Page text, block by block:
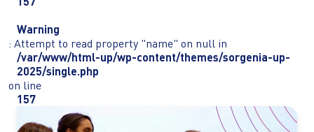
Warning
: Attempt to read property "name" on null in
/var/www/html-up/wp-content/themes/sorgenia-up-
2025/single.php
on line
157